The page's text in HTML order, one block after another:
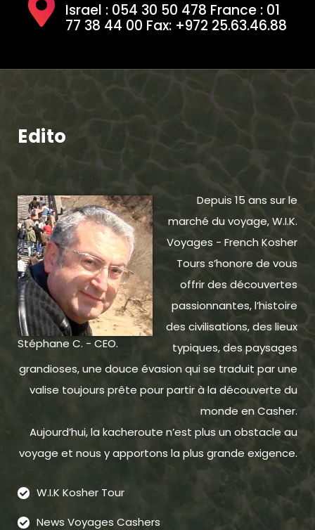
Israel : 054 30 50 478 France : 01
77 38 44 00 Fax: +972 25.63.46.88
Edito
Stéphane C. - CEO.
Depuis 15 ans sur le
marché du voyage, W.I.K.
Voyages - French Kosher
Tours s’honore de vous
offrir des découvertes
passionnantes, l’histoire
des civilisations, des lieux
typiques, des paysages
grandioses, une douce évasion qui se traduit par une
valise toujours prête pour partir à la découverte du
monde en Casher.
Aujourd’hui, la kacheroute n’est plus un obstacle au
voyage et nous y apportons la plus grande exigence.
W.I.K Kosher Tour
News Voyages Cashers